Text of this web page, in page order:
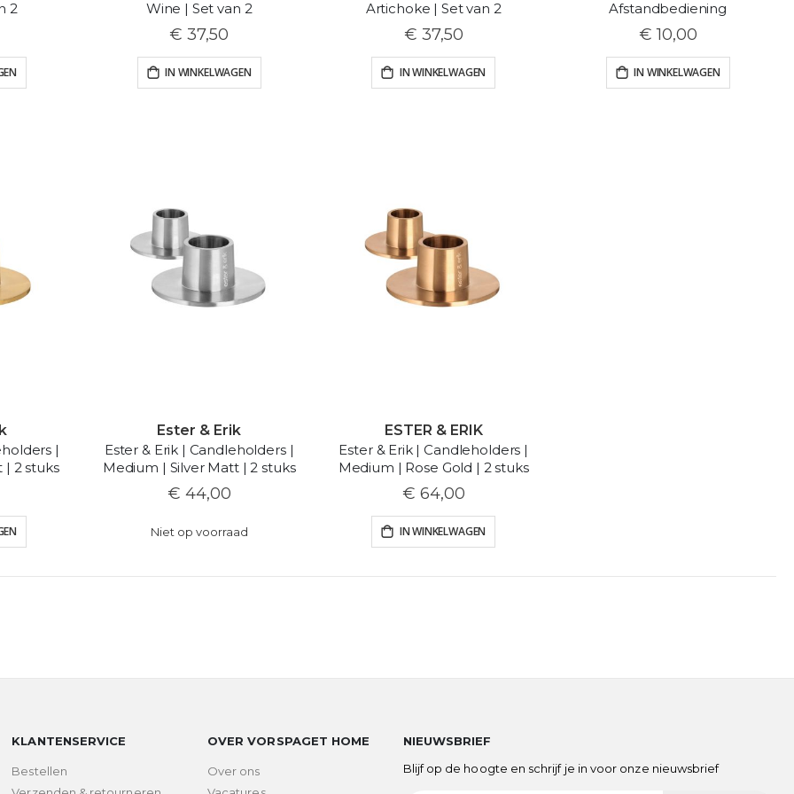
2 Wine | Set van 2
€ 37,50
IN WINKELWAGEN
Artichoke | Set van 2
€ 37,50
IN WINKELWAGEN
Afstandbediening
€ 10,00
IN WINKELWAGEN
|
2 stuks
Ester & Erik
Ester & Erik | Candleholders |
Medium | Silver Matt | 2 stuks
€ 44,00
Niet op voorraad
ESTER & ERIK
Ester & Erik | Candleholders |
Medium | Rose Gold | 2 stuks
€ 64,00
IN WINKELWAGEN
KLANTENSERVICE
Bestellen
OVER VORSPAGET HOME
Over ons
NIEUWSBRIEF
Blijf op de hoogte en schrijf je in voor onze nieuwsbrief